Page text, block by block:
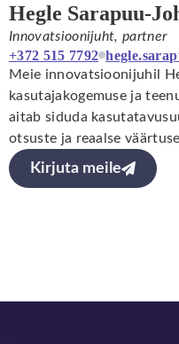
Hegle Sarapuu-
Innovatsioonijuht, partner
+372 515 7792
Meie innovatsioonijuhil
kasutajakogemuse ja
aitab siduda
otsuste ja reaalse
Kirjuta meile